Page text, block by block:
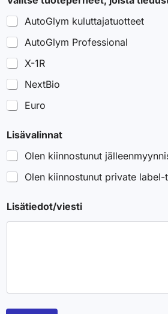
t
e
l
e
h
k
ö
o
t
AutoGlym kuluttajatuotteet
AutoGlym Professional
X-1R
NextBio
Euro
Lisävalinnat
Olen kiinnostunut
Olen kiinnostunut private label-
Lisätiedot/viesti